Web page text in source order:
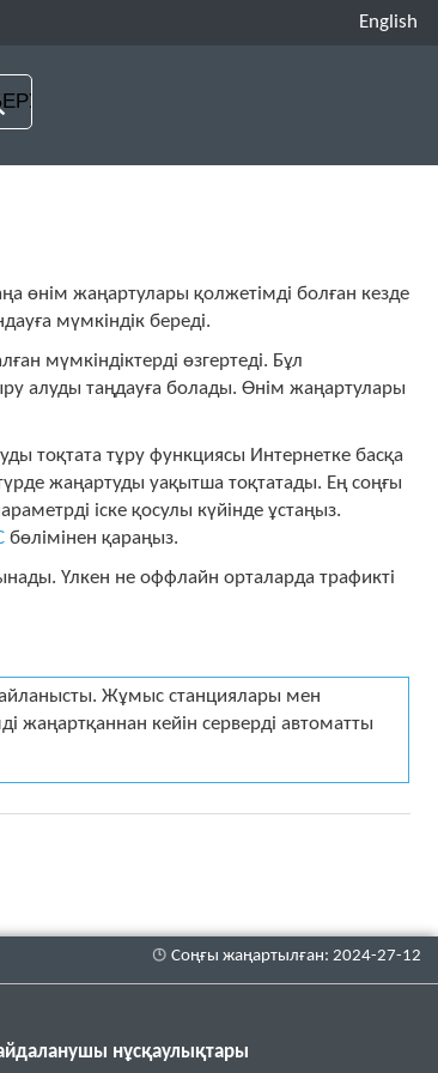
English
өнім жаңартулары қолжетімді болған кезде
мүмкіндік береді.
мүмкіндіктерді өзгертеді. Бұл
алуды таңдауға болады. Өнім жаңартулары
тоқтата тұру функциясы Интернетке басқа
жаңартуды уақытша тоқтатады. Ең соңғы
іске қосулы күйінде ұстаңыз.
бөлімінен қараңыз.
Үлкен не оффлайн орталарда трафикті
Жұмыс станциялары мен
кейін серверді автоматты
нұсқаулықтары